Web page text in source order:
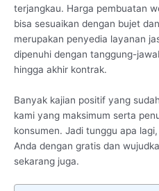
terjangkau. Harga pembuatan
bisa sesuaikan dengan bujet
merupakan penyedia layanan
dipenuhi dengan tanggung-
hingga akhir kontrak.
Banyak kajian positif yang
kami yang maksimum serta
konsumen. Jadi tunggu apa
Anda dengan gratis dan
sekarang juga.